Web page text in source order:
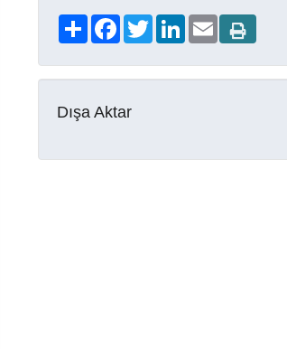
ShareFacebookTwitterLinkedIn
Email
Dışa Aktar